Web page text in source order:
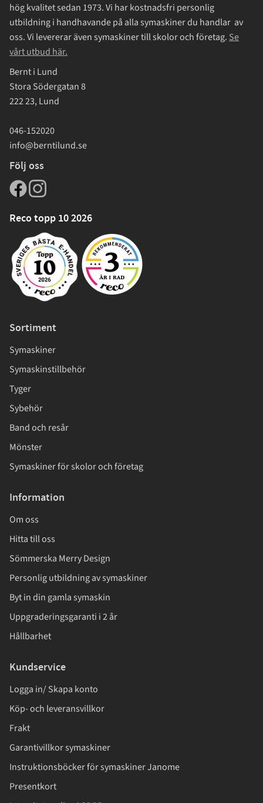
hög kvalitet sedan 1973. Vi har kostnadsfri personlig
utbildning i handhavande på alla symaskiner du handlar av
oss. Vi levererar även symaskiner till skolor och företag. Se
vårt utbud här.
Bernt i Lund
Stora Södergatan 8
222 23, Lund
046-152020
info@berntilund.se
Följ oss
Reco topp 10 2026
Sortiment
Symaskiner
Symaskinstillbehör
Tyger
Sybehör
Band och resår
Mönster
Symaskiner för skolor och företag
Information
Om oss
Hitta till oss
Sömmerska Merry Design
Personlig utbildning av symaskiner
Byt in din gamla symaskin
Uppgraderingsgaranti i 2 år
Hållbarhet
Kundservice
Logga in/ Skapa konto
Köp- och leveransvillkor
Frakt
Garantivillkor symaskiner
Instruktionsböcker för symaskiner Janome
Presentkort